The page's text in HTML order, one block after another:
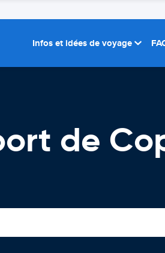
Infos et idées de voyage
de